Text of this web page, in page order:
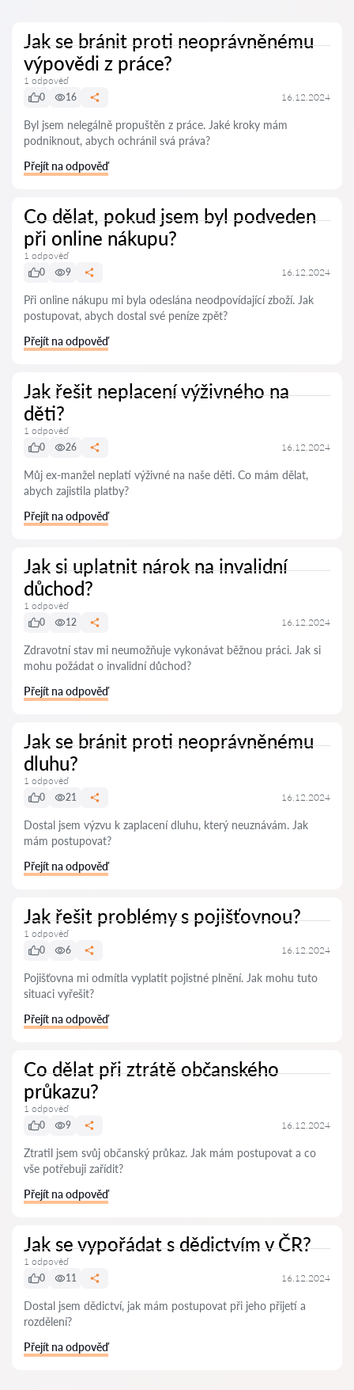
Jak se bránit proti neoprávněnému
výpovědi z práce?
1 odpověď
0
16 16.12.2024
Byl jsem nelegálně propuštěn z práce. Jaké kroky mám
podniknout, abych ochránil svá práva?
Přejít na odpověď
Co dělat, pokud jsem byl podveden
při online nákupu?
1 odpověď
0
9 16.12.2024
Při online nákupu mi byla odeslána neodpovídající zboží. Jak
postupovat, abych dostal své peníze zpět?
Přejít na odpověď
Jak řešit neplacení výživného na
děti?
1 odpověď
0
26 16.12.2024
Můj ex-manžel neplatí výživné na naše děti. Co mám dělat,
abych zajistila platby?
Přejít na odpověď
Jak si uplatnit nárok na invalidní
důchod?
1 odpověď
0
12 16.12.2024
Zdravotní stav mi neumožňuje vykonávat běžnou práci. Jak si
mohu požádat o invalidní důchod?
Přejít na odpověď
Jak se bránit proti neoprávněnému
dluhu?
1 odpověď
0
21 16.12.2024
Dostal jsem výzvu k zaplacení dluhu, který neuznávám. Jak
mám postupovat?
Přejít na odpověď
Jak řešit problémy s pojišťovnou?
1 odpověď
0
6 16.12.2024
Pojišťovna mi odmítla vyplatit pojistné plnění. Jak mohu tuto
situaci vyřešit?
Přejít na odpověď
Co dělat při ztrátě občanského
průkazu?
1 odpověď
0
9 16.12.2024
Ztratil jsem svůj občanský průkaz. Jak mám postupovat a co
vše potřebuji zařídit?
Přejít na odpověď
Jak se vypořádat s dědictvím v ČR?
1 odpověď
0
11 16.12.2024
Dostal jsem dědictví, jak mám postupovat při jeho přijetí a
rozdělení?
Přejít na odpověď